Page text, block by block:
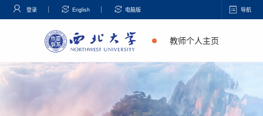
登录 English 电脑版 导航
教师个人主页